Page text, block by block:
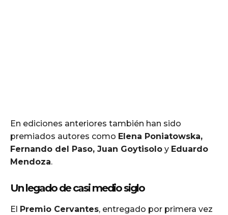
En ediciones anteriores también han sido
premiados autores como Elena Poniatowska,
Fernando del Paso, Juan Goytisolo y Eduardo
Mendoza.
Un legado de casi medio siglo
El Premio Cervantes, entregado por primera vez